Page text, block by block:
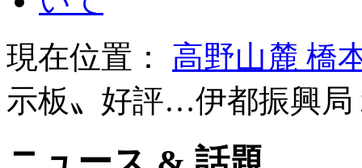
現在位置： 高野山麓 橋
示板〟好評…伊都振興局